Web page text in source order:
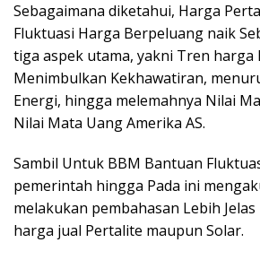
Sebagaimana diketahui, Harga
Fluktuasi Harga Berpeluang naik
tiga aspek utama, yakni Tren harga
Menimbulkan Kekhawatiran,
Energi, hingga melemahnya Nilai
Nilai Mata Uang Amerika AS.
Sambil Untuk BBM Bantuan
pemerintah hingga Pada ini
melakukan pembahasan Lebih
harga jual Pertalite maupun Solar.